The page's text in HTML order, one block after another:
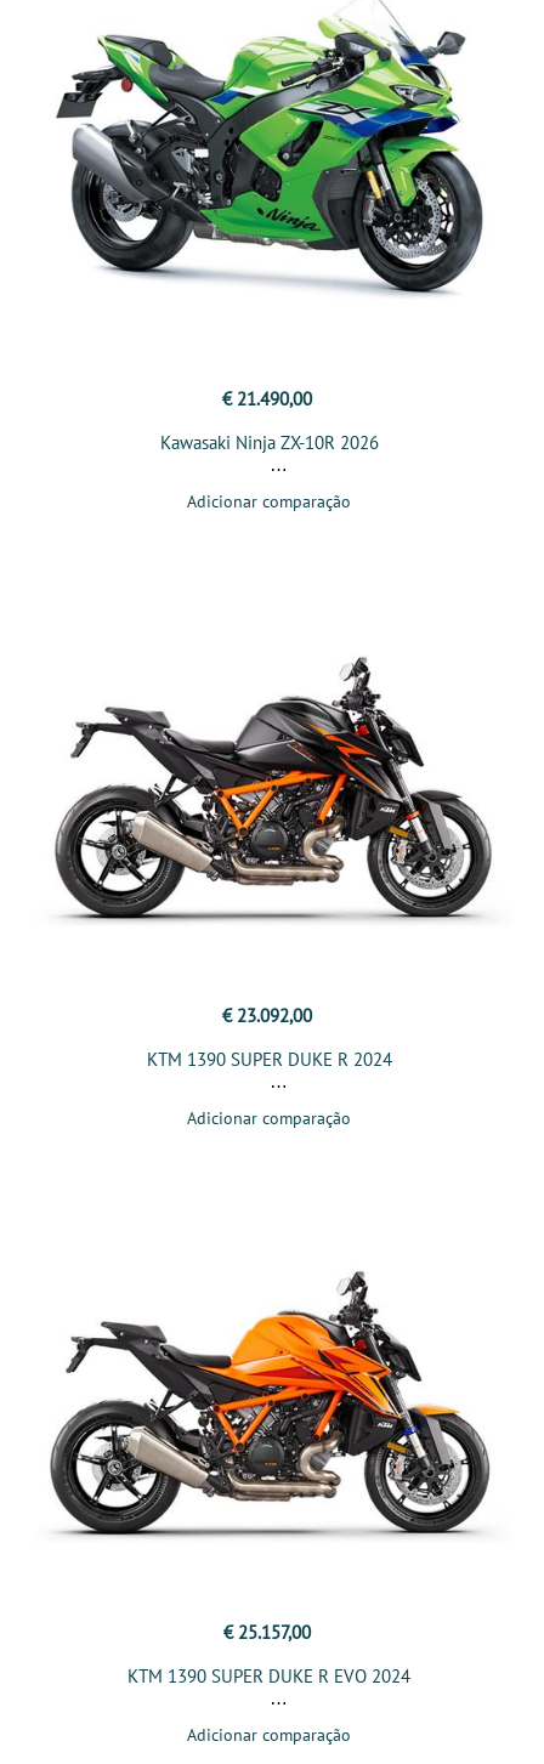
€ 21.490,00
Kawasaki Ninja ZX-10R 2026
Adicionar comparação
€ 23.092,00
KTM 1390 SUPER DUKE R 2024
Adicionar comparação
€ 25.157,00
KTM 1390 SUPER DUKE R EVO 2024
Adicionar comparação